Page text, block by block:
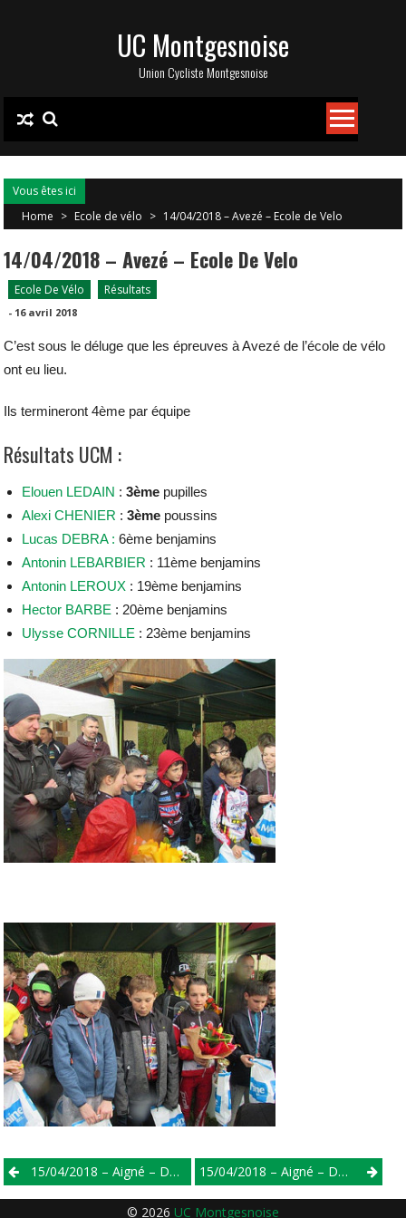
UC Montgesnoise
Union Cycliste Montgesnoise
Vous êtes ici
Home > Ecole de vélo > 14/04/2018 – Avezé – Ecole de Velo
14/04/2018 – Avezé – Ecole De Velo
Ecole De Vélo Résultats
- 16 avril 2018
C’est sous le déluge que les épreuves à Avezé de l’école de vélo
ont eu lieu.
Ils termineront 4ème par équipe
Résultats UCM :
Elouen LEDAIN :3ème pupilles
Alexi CHENIER :3ème poussins
Lucas DEBRA : 6ème benjamins
Antonin LEBARBIER : 11ème benjamins
Antonin LEROUX : 19ème benjamins
Hector BARBE : 20ème benjamins
Ulysse CORNILLE : 23ème benjamins
Post
navigation
15/04/2018 – Aigné – D3/D4 15/04/2018 – Aigné – D1/D2
© 2026 UC Montgesnoise